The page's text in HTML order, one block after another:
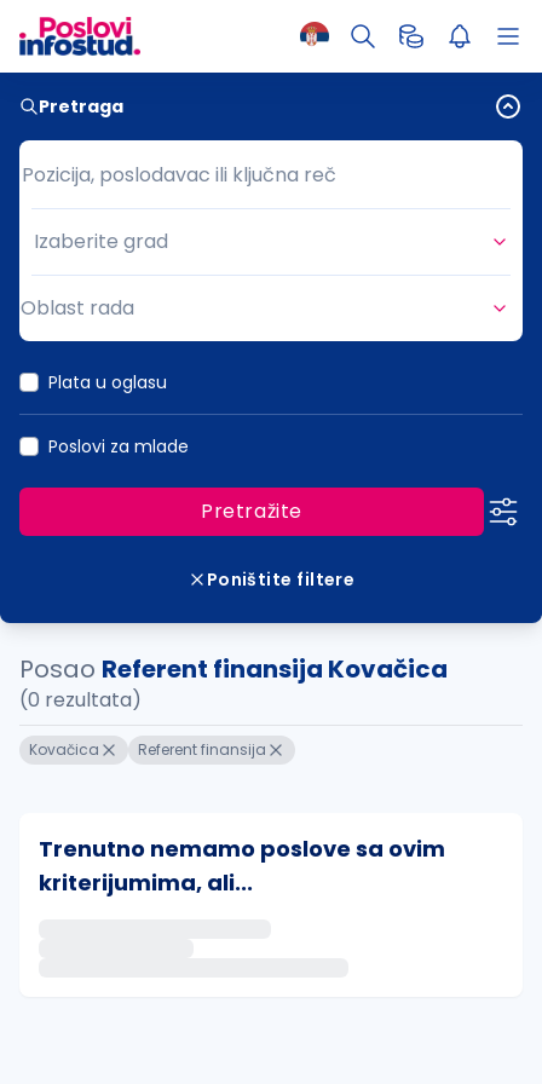
Pretraga
Pozicija, poslodavac ili ključna reč
Pozicija, poslodavac ili ključna reč
Grad
Izaberite grad
Oblast rada
Plata u oglasu
Poslovi za mlade
Pretražite
Poništite filtere
Posao Referent finansija Kovačica
(0 rezultata)
Kovačica Referent finansija
Trenutno nemamo poslove sa ovim
kriterijumima, ali...